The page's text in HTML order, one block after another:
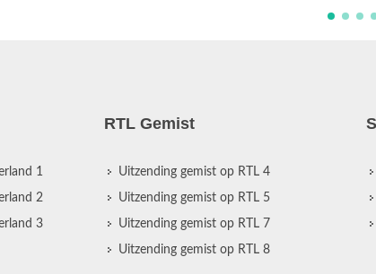
1
2
3
RTL Gemist
Uitzending gemist op RTL 4
Uitzending gemist op RTL 5
Uitzending gemist op RTL 7
Uitzending gemist op RTL 8